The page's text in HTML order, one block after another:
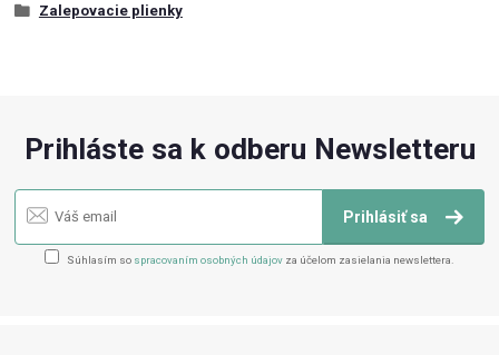
Zalepovacie plienky
Prihláste sa k odberu Newsletteru
Prihlásiť sa
Súhlasím so spracovaním osobných údajov za účelom zasielania newslettera.